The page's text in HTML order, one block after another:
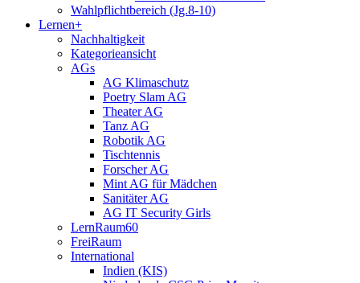
Wahlpflichtbereich (Jg.8-10)
Lernen+
Nachhaltigkeit
Kategorieansicht
AGs
AG Klimaschutz
Poetry Slam AG
Theater AG
Tanz AG
Robotik AG
Tischtennis
Forscher AG
Mint AG für Mädchen
Sanitäter AG
AG IT Security Girls
LernRaum60
FreiRaum
International
Indien (KIS)